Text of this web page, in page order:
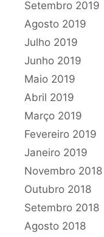
Setembro 2019
Agosto 2019
Julho 2019
Junho 2019
Maio 2019
Abril 2019
Março 2019
Fevereiro 2019
Janeiro 2019
Novembro 2018
Outubro 2018
Setembro 2018
Agosto 2018